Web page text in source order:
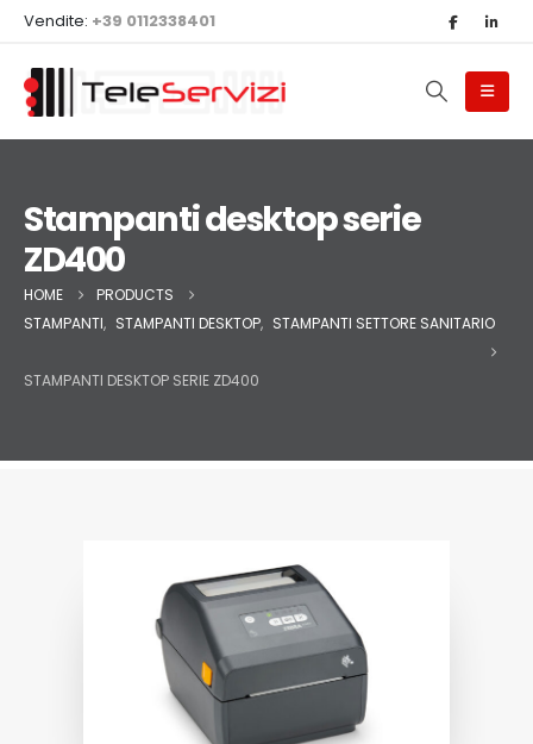
Vendite: +39 0112338401
Stampanti desktop serie
ZD400
HOME
PRODUCTS
STAMPANTI, STAMPANTI DESKTOP, STAMPANTI SETTORE SANITARIO
STAMPANTI DESKTOP SERIE ZD400